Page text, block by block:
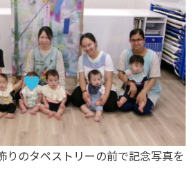
りのタペストリーの前で記念写真を